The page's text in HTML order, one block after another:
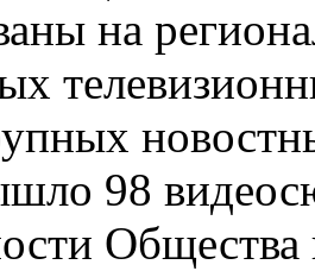
на
98